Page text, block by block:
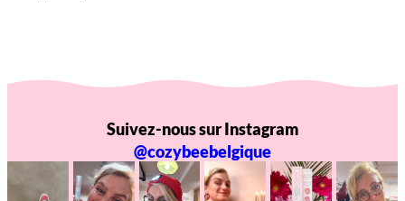
Suivez-nous sur Instagram
@cozybeebelgique